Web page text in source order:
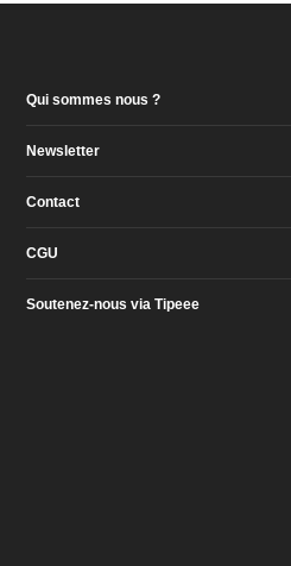
Qui sommes nous ?
Newsletter
Contact
CGU
Soutenez-nous via Tipeee